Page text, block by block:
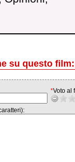
su questo
*Voto al